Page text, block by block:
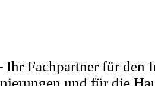
Ihr Fachpartner für den
und für die